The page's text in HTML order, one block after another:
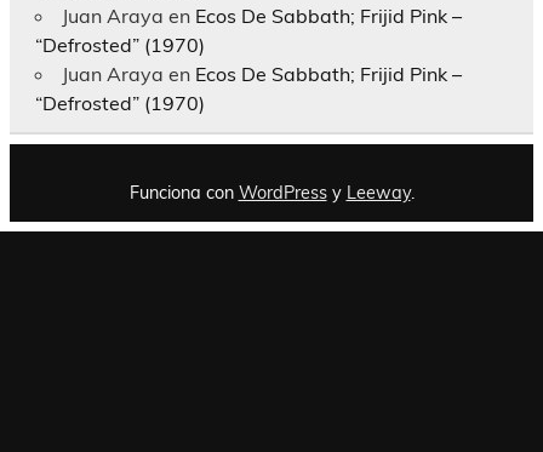
Juan Araya en Ecos De Sabbath; Frijid Pink –
“Defrosted” (1970)
Juan Araya en Ecos De Sabbath; Frijid Pink –
“Defrosted” (1970)
Funciona con WordPressy Leeway.